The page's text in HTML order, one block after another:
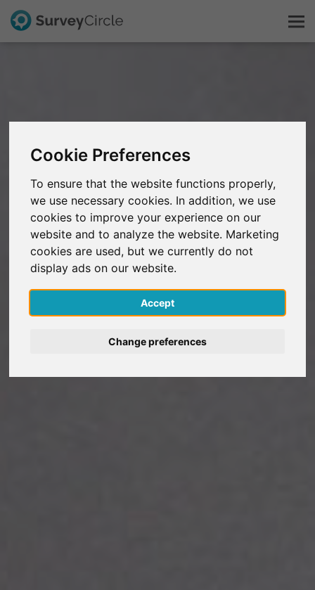
Cookie Preferences
To ensure that the website functions properly,
we use necessary cookies. In addition, we use
cookies to improve your experience on our
website and to analyze the website. Marketing
cookies are used, but we currently do not
display ads on our website.
Accept
Change preferences
FAQ
Gratis registreren
Inloggen
English
Deutsch
Español